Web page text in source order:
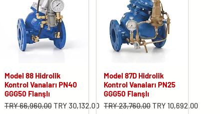
Model 88 Hidrolik
Kontrol Vanaları PN40
GGG50 Flanşlı
Regular Price
TRY 66,960.00 Sale Price
TRY 30,132.00
Model 87D Hidrolik
Kontrol Vanaları PN25
GGG50 Flanşlı
Regular Price
TRY 23,760.00 Sale Price
TRY 10,692.00